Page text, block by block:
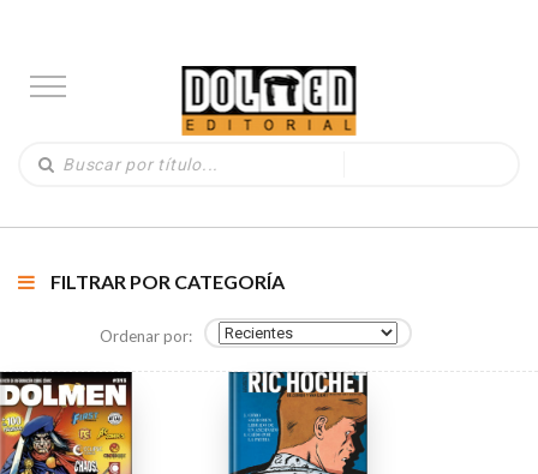
FILTRAR POR CATEGORÍA
Ordenar por: